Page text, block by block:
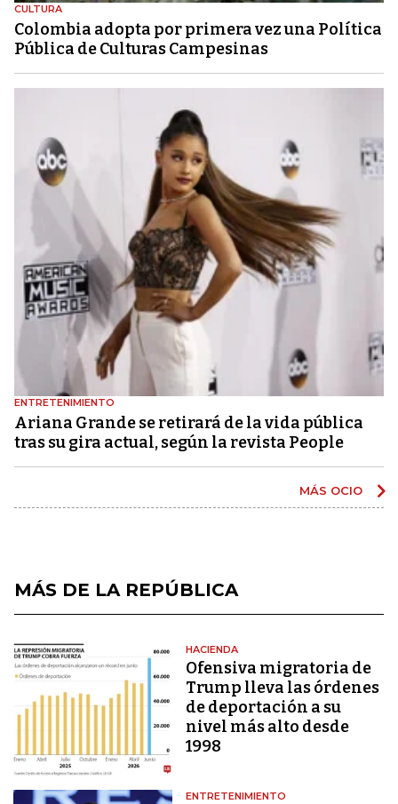
CULTURA
Colombia adopta por primera vez una Política
Pública de Culturas Campesinas
ENTRETENIMIENTO
Ariana Grande se retirará de la vida pública
tras su gira actual, según la revista People
MÁS OCIO
MÁS DE LA REPÚBLICA
HACIENDA
Ofensiva migratoria de
Trump lleva las órdenes
de deportación a su
nivel más alto desde
1998
ENTRETENIMIENTO